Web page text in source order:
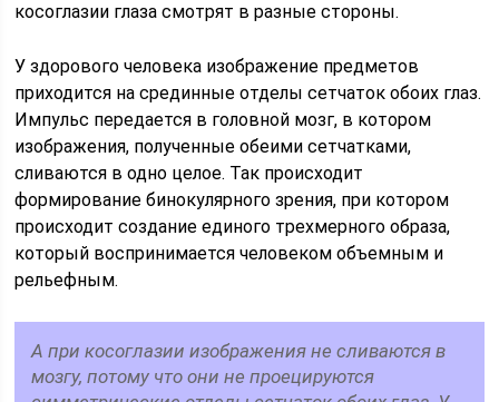
косоглазии глаза смотрят в разные стороны.
У здорового человека изображение предметов
приходится на срединные отделы сетчаток обоих глаз.
Импульс передается в головной мозг, в котором
изображения, полученные обеими сетчатками,
сливаются в одно целое. Так происходит
формирование бинокулярного зрения, при котором
происходит создание единого трехмерного образа,
который воспринимается человеком объемным и
рельефным.
А при косоглазии изображения не сливаются в
мозгу, потому что они не проецируются